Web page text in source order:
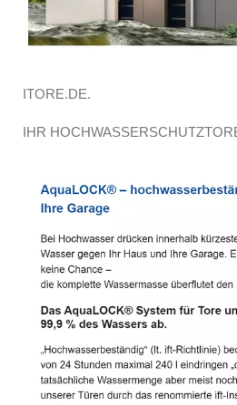
ITORE.DE.
IHR